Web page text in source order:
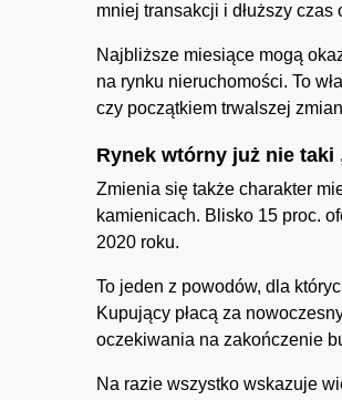
mniej transakcji i dłuższy
Najbliższe miesiące mogą
na rynku nieruchomości. To
czy początkiem trwalszej
Rynek wtórny już nie taki
Zmienia się także charakter
kamienicach. Blisko 15 proc.
2020 roku.
To jeden z powodów, dla
Kupujący płacą za
oczekiwania na zakończenie
Na razie wszystko wskazuje